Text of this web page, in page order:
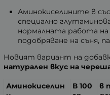
Аминокиселините в
специално
нормалната работа на
подобряване на съня,
Новият вариант на
натурален вкус на
Аминокиселин
В 100
в